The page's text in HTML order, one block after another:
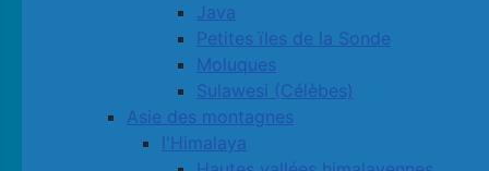
Java
Petites ïles de la Sonde
Moluques
Sulawesi (Célèbes)
Asie des montagnes
l'Himalaya